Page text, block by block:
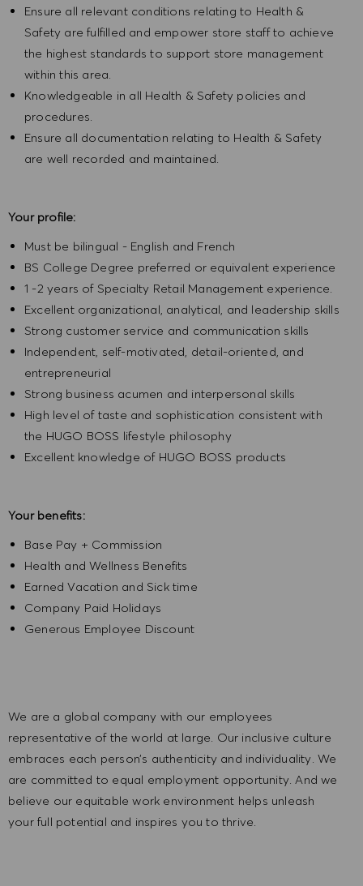
Ensure all relevant conditions relating to Health &
Safety are fulfilled and empower store staff to achieve
the highest standards to support store management
within this area.
Knowledgeable in all Health & Safety policies and
procedures.
Ensure all documentation relating to Health & Safety
are well recorded and maintained.
Your profile:
Must be bilingual - English and French
BS College Degree preferred or equivalent experience
1 -2 years of Specialty Retail Management experience.
Excellent organizational, analytical, and leadership skills
Strong customer service and communication skills
Independent, self-motivated, detail-oriented, and
entrepreneurial
Strong business acumen and interpersonal skills
High level of taste and sophistication consistent with
the HUGO BOSS lifestyle philosophy
Excellent knowledge of HUGO BOSS products
Your benefits:
Base Pay + Commission
Health and Wellness Benefits
Earned Vacation and Sick time
Company Paid Holidays
Generous Employee Discount
We are a global company with our employees
representative of the world at large. Our inclusive culture
embraces each person’s authenticity and individuality. We
are committed to equal employment opportunity. And we
believe our equitable work environment helps unleash
your full potential and inspires you to thrive.